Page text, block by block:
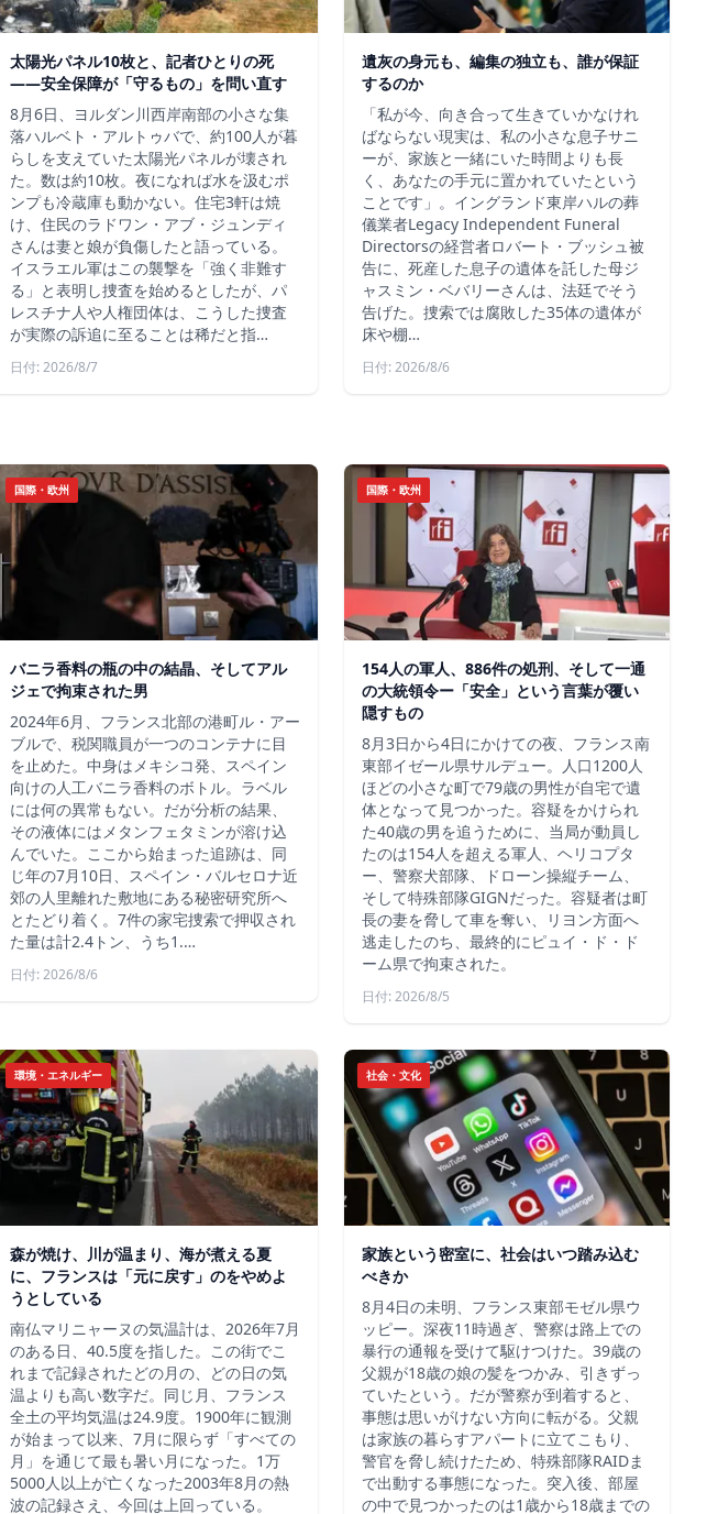
太陽光パネル10枚と、記者ひとりの死
——安全保障が「守るもの」を問い直す
8月6日、ヨルダン川西岸南部の小さな集
落ハルベト・アルトゥバで、約100人が暮
らしを支えていた太陽光パネルが壊され
た。数は約10枚。夜になれば水を汲むポ
ンプも冷蔵庫も動かない。住宅3軒は焼
け、住民のラドワン・アブ・ジュンディ
さんは妻と娘が負傷したと語っている。
イスラエル軍はこの襲撃を「強く非難す
る」と表明し捜査を始めるとしたが、パ
レスチナ人や人権団体は、こうした捜査
が実際の訴追に至ることは稀だと指…
日付: 2026/8/7
遺灰の身元も、編集の独立も、誰が保証
するのか
「私が今、向き合って生きていかなけれ
ばならない現実は、私の小さな息子サニ
ーが、家族と一緒にいた時間よりも長
く、あなたの手元に置かれていたという
ことです」。イングランド東岸ハルの葬
儀業者Legacy Independent Funeral
Directorsの経営者ロバート・ブッシュ被
告に、死産した息子の遺体を託した母ジ
ャスミン・ベバリーさんは、法廷でそう
告げた。捜索では腐敗した35体の遺体が
床や棚…
日付: 2026/8/6
国際・欧州
バニラ香料の瓶の中の結晶、そしてアル
ジェで拘束された男
2024年6月、フランス北部の港町ル・アー
ブルで、税関職員が一つのコンテナに目
を止めた。中身はメキシコ発、スペイン
向けの人工バニラ香料のボトル。ラベル
には何の異常もない。だが分析の結果、
その液体にはメタンフェタミンが溶け込
んでいた。ここから始まった追跡は、同
じ年の7月10日、スペイン・バルセロナ近
郊の人里離れた敷地にある秘密研究所へ
とたどり着く。7件の家宅捜索で押収され
た量は計2.4トン、うち1.…
日付: 2026/8/6
国際・欧州
154人の軍人、886件の処刑、そして一通
の大統領令ー「安全」という言葉が覆い
隠すもの
8月3日から4日にかけての夜、フランス南
東部イゼール県サルデュー。人口1200人
ほどの小さな町で79歳の男性が自宅で遺
体となって見つかった。容疑をかけられ
た40歳の男を追うために、当局が動員し
たのは154人を超える軍人、ヘリコプタ
ー、警察犬部隊、ドローン操縦チーム、
そして特殊部隊GIGNだった。容疑者は町
長の妻を脅して車を奪い、リヨン方面へ
逃走したのち、最終的にピュイ・ド・ド
ーム県で拘束された。
日付: 2026/8/5
環境・エネルギー
森が焼け、川が温まり、海が煮える夏
に、フランスは「元に戻す」のをやめよ
うとしている
南仏マリニャーヌの気温計は、2026年7月
のある日、40.5度を指した。この街でこ
れまで記録されたどの月の、どの日の気
温よりも高い数字だ。同じ月、フランス
全土の平均気温は24.9度。1900年に観測
が始まって以来、7月に限らず「すべての
月」を通じて最も暑い月になった。1万
5000人以上が亡くなった2003年8月の熱
波の記録さえ、今回は上回っている。
社会・文化
家族という密室に、社会はいつ踏み込む
べきか
8月4日の未明、フランス東部モゼル県ウ
ッピー。深夜11時過ぎ、警察は路上での
暴行の通報を受けて駆けつけた。39歳の
父親が18歳の娘の髪をつかみ、引きずっ
ていたという。だが警察が到着すると、
事態は思いがけない方向に転がる。父親
は家族の暮らすアパートに立てこもり、
警官を脅し続けたため、特殊部隊RAIDま
で出動する事態になった。突入後、部屋
の中で見つかったのは1歳から18歳までの